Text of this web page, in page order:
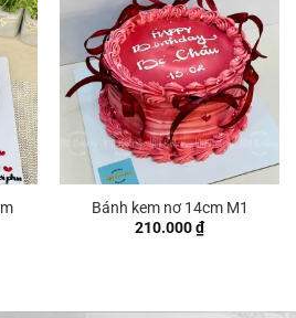
Bánh kem nơ 14cm M1
210.000₫